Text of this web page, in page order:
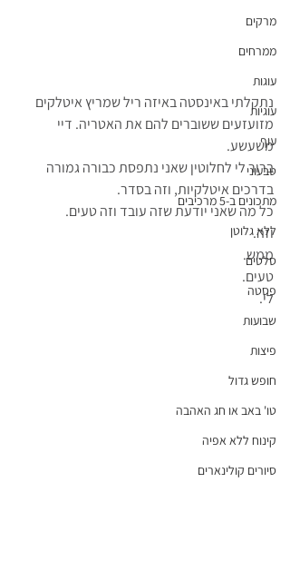
מרקים
ממרחים
עוגות
עוגיות
עוף
טבעוני
מתכונים ב-5 מרכיבים
ללא גלוטן
סלטים
פסטה
שבועות
פיצות
חופש גדול
טו' באב או חג האהבה
קינוח ללא אפיה
סיורים קולינארים
נתקלתי באינסטה באיזה ריל שמריץ איטלקים
מזועזעים ששוברים להם את האטריה. דיי
משעשע.
ברור לי לחלוטין שאני נתפסת כבורה גמורה
בדרכים איטלקיות, וזה בסדר.
כל מה שאני יודעת שזה עובד וזה טעים.
וזה.
ממש.
טעים.
לי.